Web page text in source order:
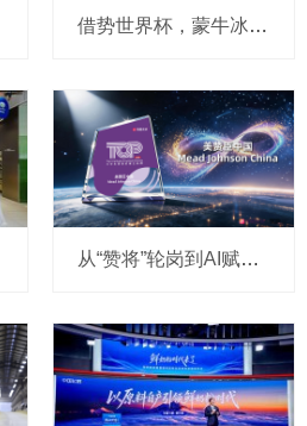
借势世界杯，蒙牛冰品切入北美市场，抢占百亿冰淇淋高地
从“赞将”轮岗到AI赋能：美赞臣如何让00后“爱上”职场？